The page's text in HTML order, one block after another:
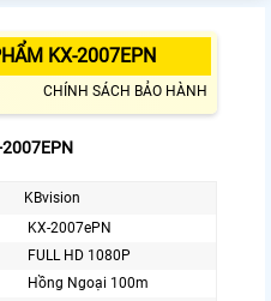
KX-2007EPN
CHÍNH SÁCH BẢO HÀNH
2007EPN
KBvision
KX-2007ePN
FULL HD 1080P
Hồng Ngoại 100m